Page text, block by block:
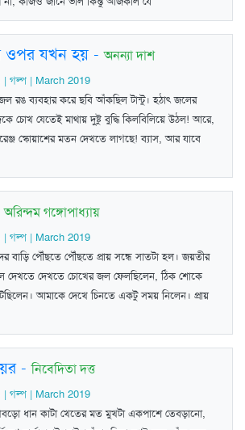
ওপর যখন হয়-অনন্যা দাশ
| গল্প | March 2019
রঙ ব্যবহার করে ছবি আঁকছিল টান্টু। হঠাৎ জলের
চোখ যেতেই মাথায় দুষ্টু বুদ্ধি কিলবিলিয়ে উঠল! আরে,
স্কোয়াশের মতন দেখতে লাগছে! ব্যাস, আর যাবে
অরিন্দম গঙ্গোপাধ্যায়
| গল্প | March 2019
বাড়ি পৌঁছতে পৌঁছতে প্রায় সন্ধে সাতটা হল। জয়তীর
দেখতে দেখতে চোখের জল ফেলছিলেন, ঠিক শোকে
আমাকে দেখে চিনতে একটু সময় নিলেন। প্রায়
-নিবেদিতা দত্ত
| গল্প | March 2019
ধান কাটা খেতের মত মুখটা একপাশে তেবড়ানো,